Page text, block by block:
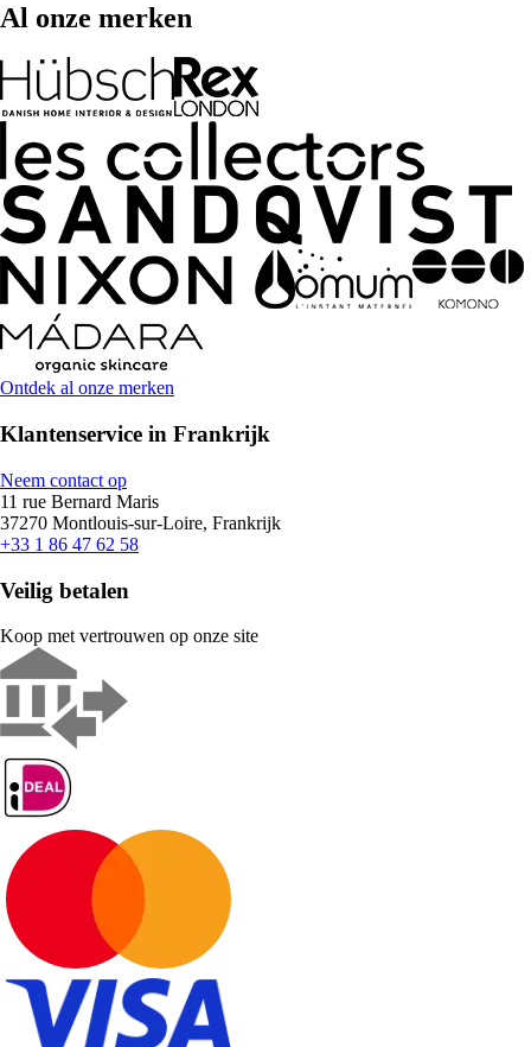
Al onze merken
Ontdek al onze merken
Klantenservice in Frankrijk
Neem contact op
11 rue Bernard Maris
37270 Montlouis-sur-Loire, Frankrijk
+33 1 86 47 62 58
Veilig betalen
Koop met vertrouwen op onze site